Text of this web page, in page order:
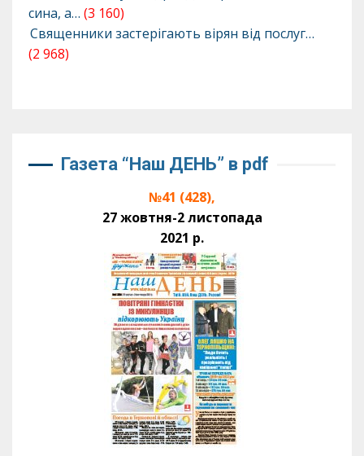
сина, а… (3 160)
Священники застерігають вірян від послуг…
(2 968)
Газета “Наш ДЕНЬ” в pdf
№41 (428),
27 жовтня-2 листопада
2021 р.